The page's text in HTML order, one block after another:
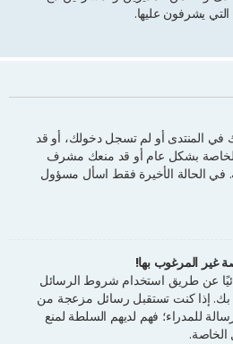
يشرفون عليها.
في المنتدى أو لم تسجل دخولك، أو قد
بشكل عام أو قد منعك مشرف
الحالة الأخيرة فقط اسأل مسؤول
غير المرغوب بها!
عن طريق استخدام شروط الرسائل
بك. إذا كنت تستقبل رسائل مزعجة من
للمدراء؛ فهم لديهم السلطة لمنع